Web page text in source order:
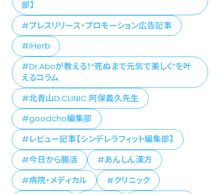
部】
プレスリリース・プロモーション広告記事
iHerb
Dr.Aboが教える！“死ぬまで元気で美しく”を叶
えるコラム
北青山D.CLINIC 阿保義久先生
goodcho編集部
レビュー記事【シンデレラフィット編集部】
今日から腸活
あんしん漢方
病院・メディカル
クリニック